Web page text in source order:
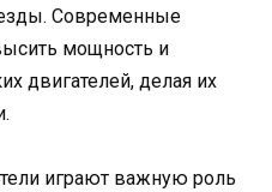
Современные
мощность и
двигателей, делая их
играют важную роль